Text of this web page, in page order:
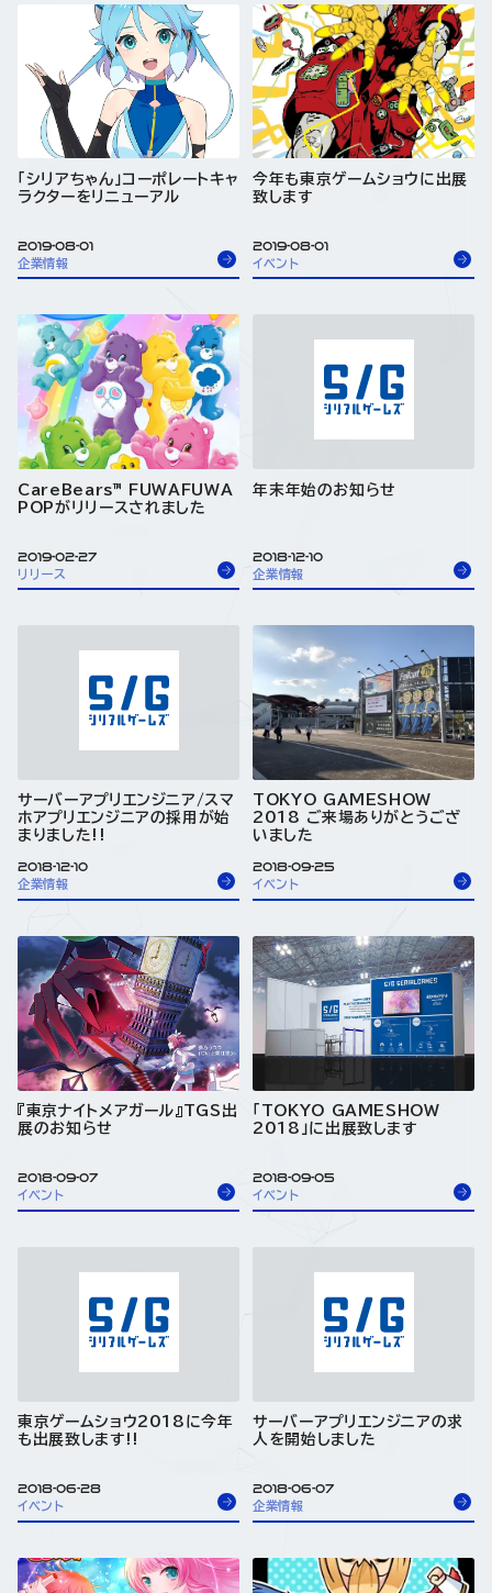
「シリアちゃん」コーポレートキャ
ラクターをリニューアル
2019-08-01
企業情報
今年も東京ゲームショウに出展
致します
2019-08-01
イベント
CareBears™ FUWAFUWA
POPがリリースされました
2019-02-27
リリース
年末年始のお知らせ
2018-12-10
企業情報
サーバーアプリエンジニア/スマ
ホアプリエンジニアの採用が始
まりました!!
2018-12-10
企業情報
TOKYO GAMESHOW
2018 ご来場ありがとうござ
いました
2018-09-25
イベント
『東京ナイトメアガール』TGS出
展のお知らせ
2018-09-07
イベント
「TOKYO GAMESHOW
2018」に出展致します
2018-09-05
イベント
東京ゲームショウ2018に今年
も出展致します!!
2018-06-28
イベント
サーバーアプリエンジニアの求
人を開始しました
2018-06-07
企業情報